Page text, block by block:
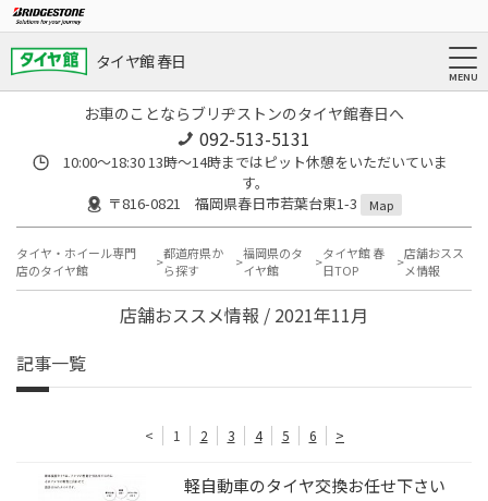
タイヤ館 春日
お車のことならブリヂストンのタイヤ館春日へ
092-513-5131
10:00～18:30 13時〜14時まではピット休憩をいただいていま
す。
〒816-0821 福岡県春日市若葉台東1-3
Map
タイヤ・ホイール専門
店のタイヤ館
都道府県か
ら探す
福岡県のタ
イヤ館
タイヤ館 春
日TOP
店舗おスス
メ情報
店舗おススメ情報 / 2021年11月
記事一覧
< 1 2 3 4 5 6 >
軽自動車のタイヤ交換お任せ下さい